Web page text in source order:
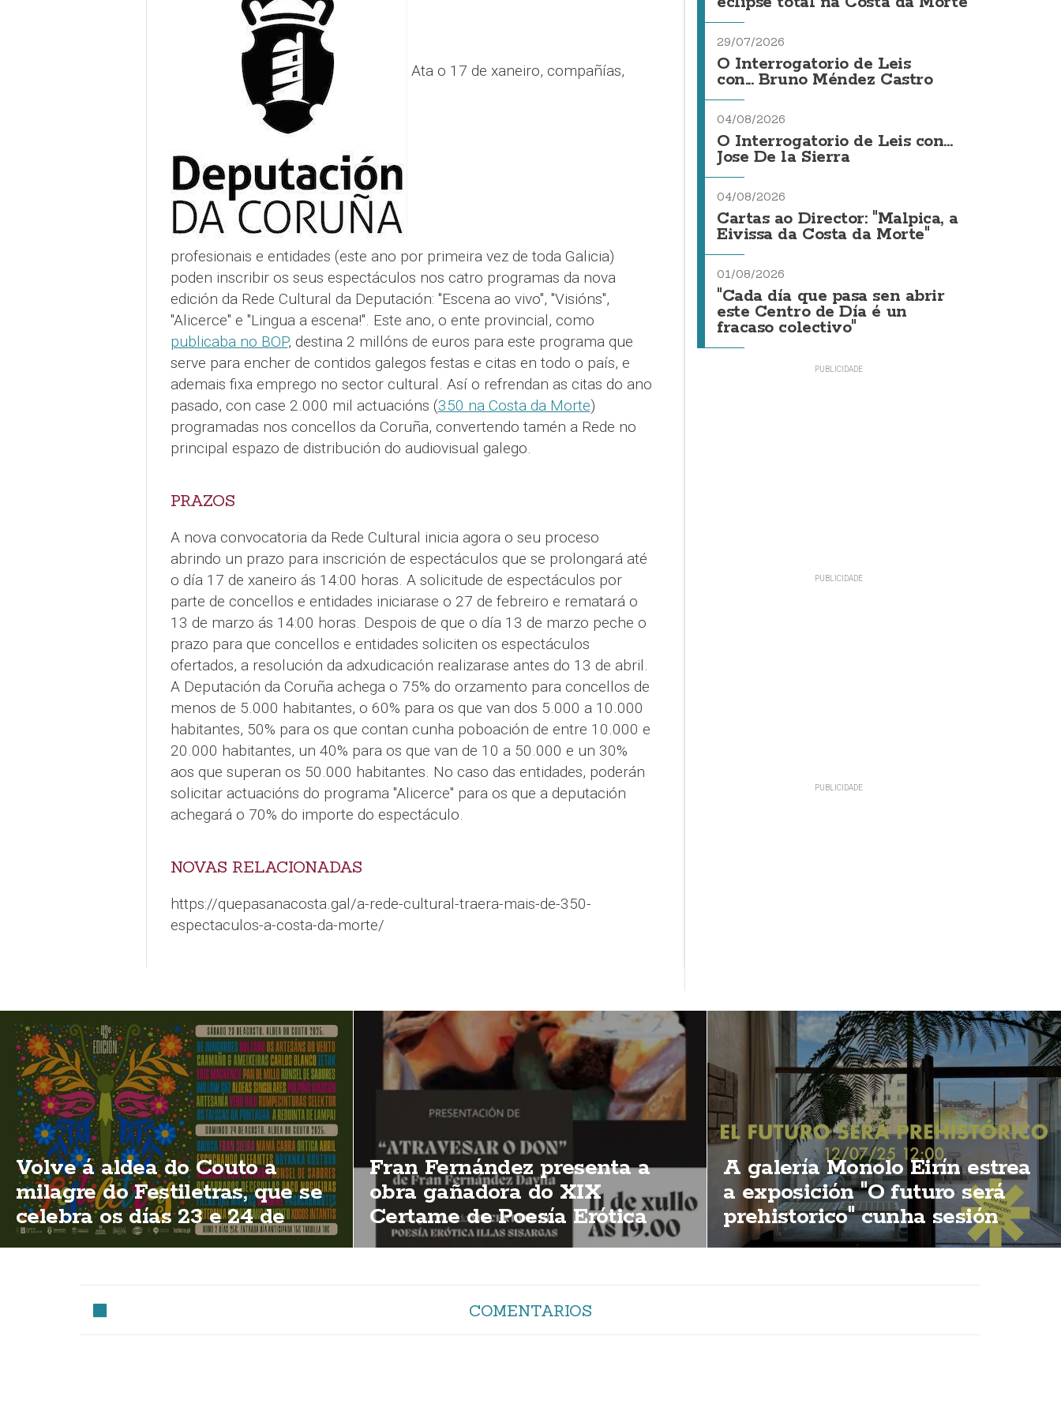
Ata o 17 de xaneiro, compañías,
profesionais e entidades (este ano por primeira vez de toda Galicia)
poden inscribir os seus espectáculos nos catro programas da nova
edición da Rede Cultural da Deputación: "Escena ao vivo", "Visións",
"Alicerce" e "Lingua a escena!". Este ano, o ente provincial, como
publicaba no BOP, destina 2 millóns de euros para este programa que
serve para encher de contidos galegos festas e citas en todo o país, e
ademais fixa emprego no sector cultural. Así o refrendan as citas do ano
pasado, con case 2.000 mil actuacións (350 na Costa da Morte)
programadas nos concellos da Coruña, convertendo tamén a Rede no
principal espazo de distribución do audiovisual galego.
PRAZOS
A nova convocatoria da Rede Cultural inicia agora o seu proceso
abrindo un prazo para inscrición de espectáculos que se prolongará até
o día 17 de xaneiro ás 14:00 horas. A solicitude de espectáculos por
parte de concellos e entidades iniciarase o 27 de febreiro e rematará o
13 de marzo ás 14:00 horas. Despois de que o día 13 de marzo peche o
prazo para que concellos e entidades soliciten os espectáculos
ofertados, a resolución da adxudicación realizarase antes do 13 de abril.
A Deputación da Coruña achega o 75% do orzamento para concellos de
menos de 5.000 habitantes, o 60% para os que van dos 5.000 a 10.000
habitantes, 50% para os que contan cunha poboación de entre 10.000 e
20.000 habitantes, un 40% para os que van de 10 a 50.000 e un 30%
aos que superan os 50.000 habitantes. No caso das entidades, poderán
solicitar actuacións do programa "Alicerce" para os que a deputación
achegará o 70% do importe do espectáculo.
NOVAS RELACIONADAS
https://quepasanacosta.gal/a-rede-cultural-traera-mais-de-350-
espectaculos-a-costa-da-morte/
29/07/2026
O Interrogatorio de Leis
con... Bruno Méndez Castro
04/08/2026
O Interrogatorio de Leis con...
Jose De la Sierra
04/08/2026
Cartas ao Director: "Malpica, a
Eivissa da Costa da Morte"
01/08/2026
"Cada día que pasa sen abrir
este Centro de Día é un
fracaso colectivo"
Volve á aldea do Couto a
milagre do Festiletras, que se
celebra os días 23 e 24 de
agosto
Fran Fernández presenta a
obra gañadora do XIX
Certame de Poesía Erótica
Illas Sisargas
A galería Monolo Eirín estrea
a exposición "O futuro será
prehistorico" cunha sesión
vermú
COMENTARIOS